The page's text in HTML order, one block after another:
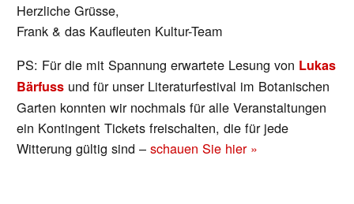
Herzliche Grüsse,
Frank & das Kaufleuten Kultur-Team
PS: Für die mit Spannung erwartete Lesung von Lukas
Bärfuss und für unser Literaturfestival im Botanischen
Garten konnten wir nochmals für alle Veranstaltungen
ein Kontingent Tickets freischalten, die für jede
Witterung gültig sind –schauen Sie hier »